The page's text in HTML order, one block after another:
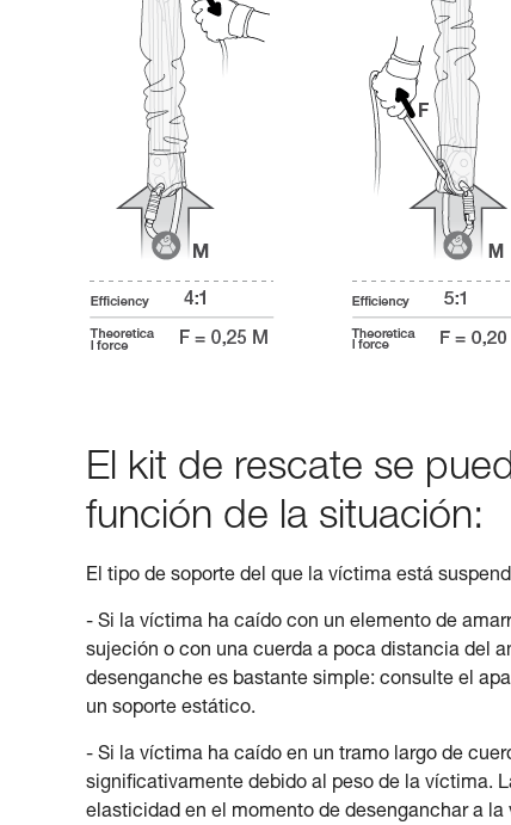
El kit de rescate se
función de la situación:
El tipo de soporte del que la víctima está
- Si la víctima ha caído con un elemento de
sujeción o con una cuerda a poca distancia del
desenganche es bastante simple: consulte el
un soporte estático.
- Si la víctima ha caído en un tramo largo de
significativamente debido al peso de la víctima.
elasticidad en el momento de desenganchar a